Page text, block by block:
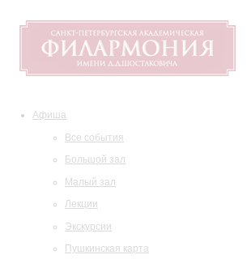
Афиша
Все события
Большой зал
Малый зал
Лекции
Экскурсии
Пушкинская карта